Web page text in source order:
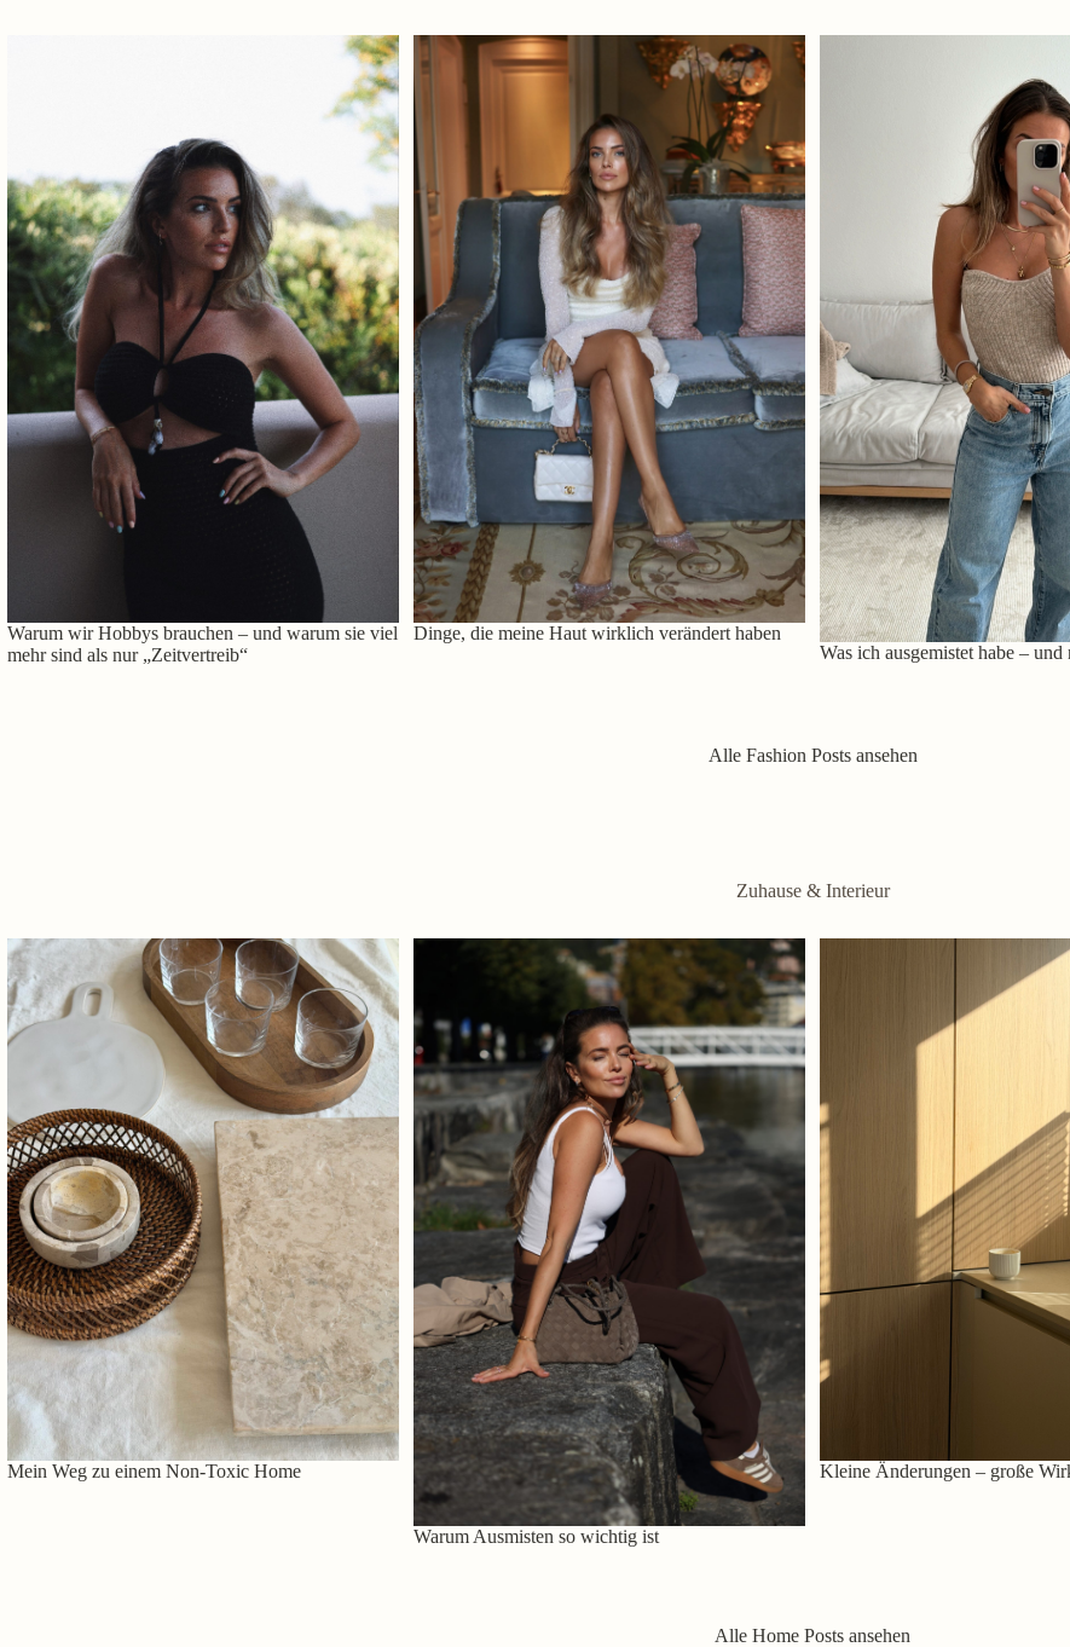
Warum wir Hobbys brauchen – und warum sie viel
mehr sind als nur „Zeitvertreib“
Dinge, die meine Haut wirklich verändert haben
Was ich ausgemistet habe – und
Alle Fashion Posts ansehen
Zuhause & Interieur
Mein Weg zu einem Non-Toxic Home
Warum Ausmisten so wichtig ist
Kleine Änderungen – große
Alle Home Posts ansehen